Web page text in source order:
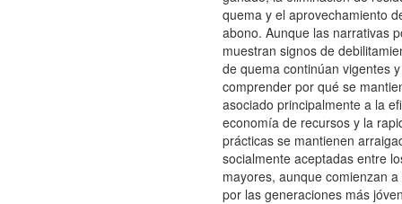
quema y el aprovechamiento
abono. Aunque las narrativas
muestran signos de
de quema continúan vigentes
comprender por qué se
asociado principalmente a la
economía de recursos y la
prácticas se mantienen
socialmente aceptadas entre
mayores, aunque comienzan
por las generaciones más